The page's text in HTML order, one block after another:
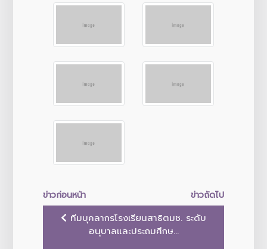
ข่าวก่อนหน้า
ข่าวถัดไป
ทีมบุคลากรโรงเรียนสาธิตมช. ระดับ
อนุบาลและประถมศึกษ...